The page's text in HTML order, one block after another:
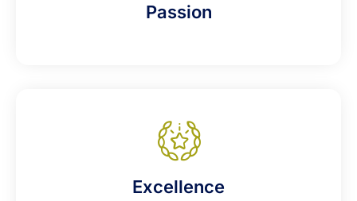
Passion
Excellence